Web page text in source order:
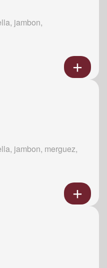
jambon,
jambon, merguez,